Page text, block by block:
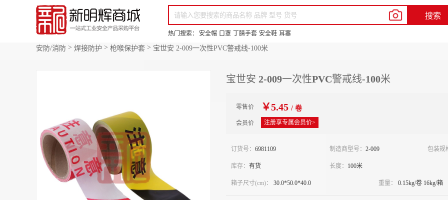
你好，欢迎来到新明辉！ 请登录
免费注册
专属服务 超低折扣价
我的新明辉 客户服务 帮助中心
搜索
热门搜索： 安全帽 口罩 丁腈手套 安全鞋 耳塞
全部商品分类 场景采购 品牌中心 供应商合作 新豆商城
安防/消防 > 焊接防护 > 枪喉保护套 > 宝世安 2-009一次性PVC警戒线-100米
宝世安 2-009一次性PVC警戒线-100米
零售价 ￥5.45 / 卷
会员价 注册享专属会员价>
订货号： 6981109 制造商型号： 2-009 包装规
库存： 有货 长度： 100米
箱子尺寸(cm)： 30.0*50.0*40.0 重量： 0.15kg/卷 16kg/箱